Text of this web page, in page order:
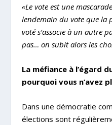
«Le vote est une
lendemain du vote que la
voté s’associe à un autre
pas… on subit alors les
La méfiance à l’égard
pourquoi vous n’avez
Dans une démocratie
élections sont